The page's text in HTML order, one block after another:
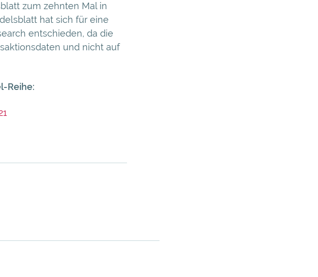
zum zehnten Mal in
hat sich für eine
entschieden, da die
und nicht auf
Reihe: